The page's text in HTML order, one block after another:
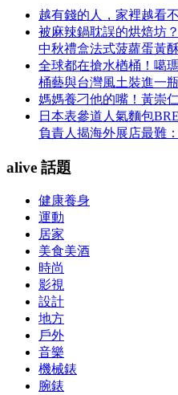
越有錢的人，家裡越看
被麻辣鍋耽誤的烘焙坊
中秋禮盒法式菠蘿蛋黃
全球都在搶水楢桶！噶
桶藝與台灣風土裝進一
媽媽養刁他的嘴！黃崇
日本表參道人氣麵包
負責人揭海外展店最難
alive 話題
健康養身
運動
居家
美食美酒
時尚
影視
設計
地方
戶外
音樂
機械錶
腕錶